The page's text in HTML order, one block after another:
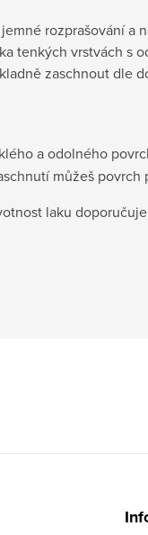
rozprašování a
tenkých vrstvách s
zaschnout dle
a odolného
můžeš
laku